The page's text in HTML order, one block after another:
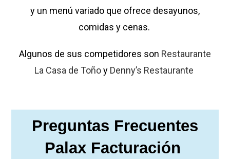
y un menú variado que ofrece desayunos,
comidas y cenas.
Algunos de sus competidores son Restaurante
La Casa de Toñoy Denny’s Restaurante
Preguntas Frecuentes
Palax Facturación